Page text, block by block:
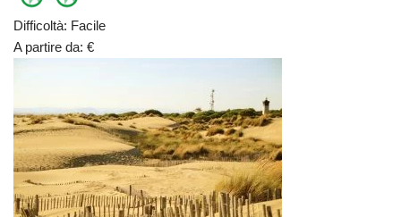
Difficoltà: Facile
A partire da: €